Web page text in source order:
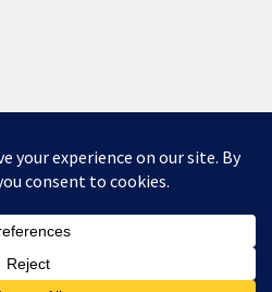
de Mumbly - Cartes de
.